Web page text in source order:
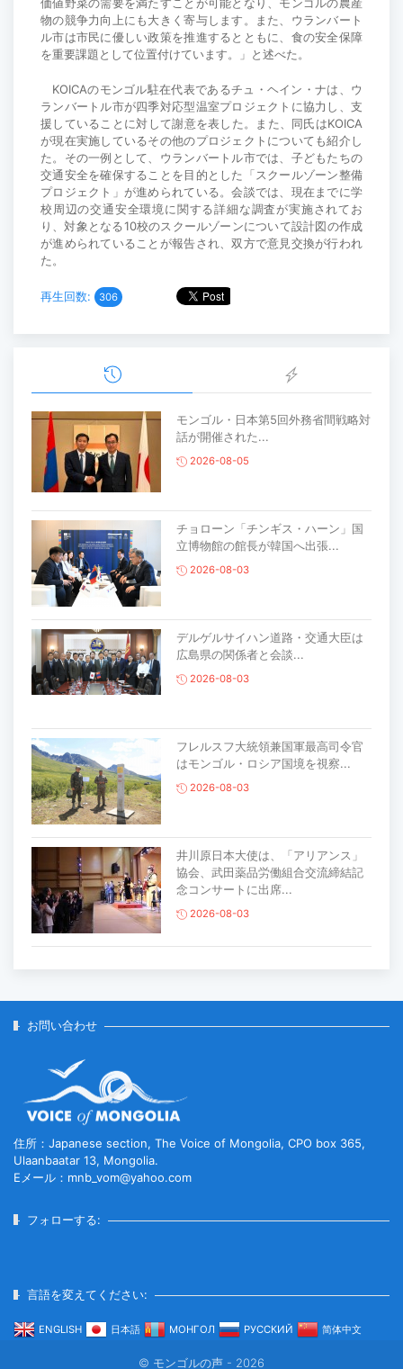
価値野菜の需要を満たすことが可能となり、モンゴルの農産
物の競争力向上にも大きく寄与します。また、ウランバート
ル市は市民に優しい政策を推進するとともに、食の安全保障
を重要課題として位置付けています。」と述べた。
KOICAのモンゴル駐在代表であるチュ・ヘイン・ナは、ウ
ランバートル市が四季対応型温室プロジェクトに協力し、支
援していることに対して謝意を表した。また、同氏はKOICA
が現在実施しているその他のプロジェクトについても紹介し
た。その一例として、ウランバートル市では、子どもたちの
交通安全を確保することを目的とした「スクールゾーン整備
プロジェクト」が進められている。会談では、現在までに学
校周辺の交通安全環境に関する詳細な調査が実施されてお
り、対象となる10校のスクールゾーンについて設計図の作成
が進められていることが報告され、双方で意見交換が行われ
た。
再生回数: 306
モンゴル・日本第5回外務省間戦略対
話が開催された...
2026-08-05
チョローン「チンギス・ハーン」国
立博物館の館長が韓国へ出張...
2026-08-03
デルゲルサイハン道路・交通大臣は
広島県の関係者と会談...
2026-08-03
フレルスフ大統領兼国軍最高司令官
はモンゴル・ロシア国境を視察...
2026-08-03
井川原日本大使は、「アリアンス」
協会、武田薬品労働組合交流締結記
念コンサートに出席...
2026-08-03
ロープウェイ建設工事の進捗率は
2026-07-30
2026-07-29
お問い合わせ
住所：Japanese section, The Voice of Mongolia, CPO box 365,
Ulaanbaatar 13, Mongolia.
Eメール：mnb_vom@yahoo.com
フォローする:
言語を変えてください:
ENGLISH 日本語 МОНГОЛ РУССКИЙ 简体中文
© モンゴルの声 - 2026